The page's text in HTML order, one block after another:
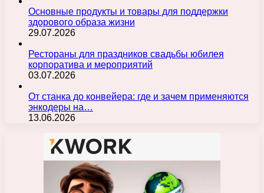
Основные продукты и товары для поддержки
здорового образа жизни
29.07.2026
Рестораны для праздников свадьбы юбилея
корпоратива и мероприятий
03.07.2026
От станка до конвейера: где и зачем применяются
энкодеры на…
13.06.2026